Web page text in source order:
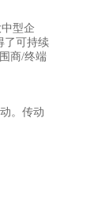
型企
了可持续
商/终端
。传动